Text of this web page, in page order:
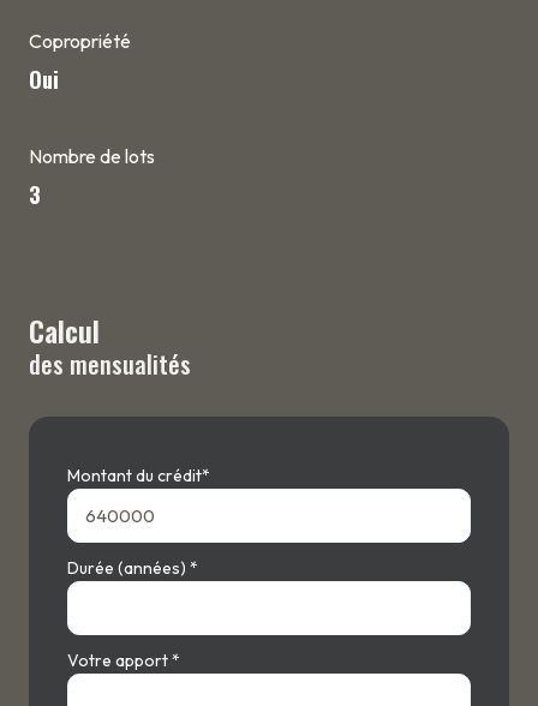
Copropriété
Oui
Nombre de lots
3
Calcul
des mensualités
Montant du crédit*
Durée (années) *
Votre apport *